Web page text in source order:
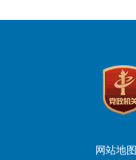
网站地图